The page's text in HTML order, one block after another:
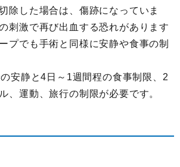
除した場合は、傷跡になっていま
刺激で再び出血する恐れがあります
プでも手術と同様に安静や食事の制
安静と4日～1週間程の食事制限、2
、運動、旅行の制限が必要です。